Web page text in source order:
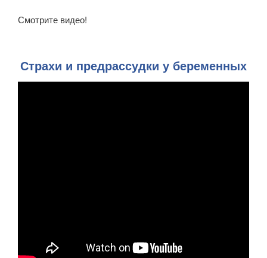
Смотрите видео!
Страхи и предрассудки у беременных